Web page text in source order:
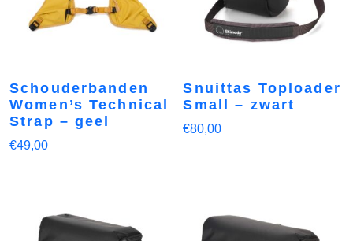
Schouderbanden
Women’s Technical
Strap – geel
€49,00
Snuittas Toploader
Small – zwart
€80,00